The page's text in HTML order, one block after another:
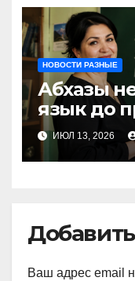
НОВОСТИ РАЗНЫЕ
Абхазы
язык до
размеров
ИЮЛ 13, 2026
Ваш адрес email